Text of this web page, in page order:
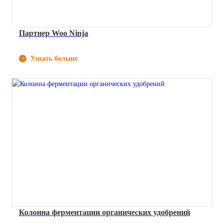
Партнер Woo Ninja
Узнать больше
Колонна ферментации органических удобрений